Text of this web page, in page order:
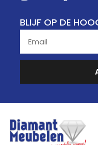
BLIJF OP DE